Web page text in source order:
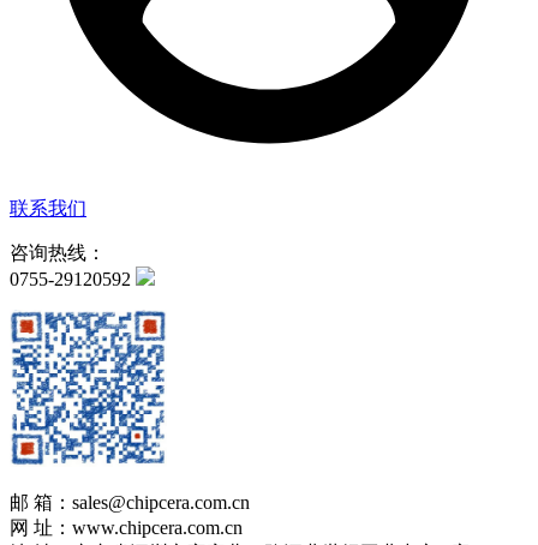
联系我们
咨询热线：
0755-29120592
邮 箱：sales@chipcera.com.cn
网 址：www.chipcera.com.cn